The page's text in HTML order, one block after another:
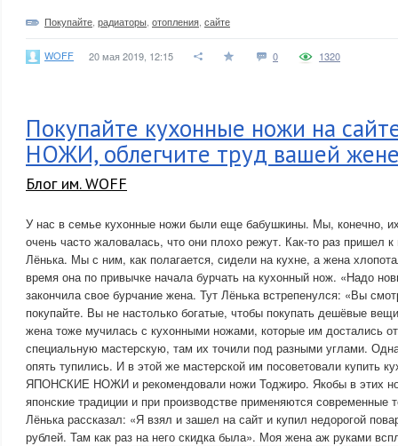
Покупайте радиаторы отопления сайте
WOFF 20 мая 2019, 12:15 0 1320
Покупайте кухонные ножи на
НОЖИ, облегчите труд вашей
Блог им. WOFF
У нас в семье кухонные ножи были еще бабушкины. Мы, конечно,
очень часто жаловалась, что они плохо режут. Как-то раз пришел
Лёнька. Мы с ним, как полагается, сидели на кухне, а жена
время она по привычке начала бурчать на кухонный нож. «Надо
закончила свое бурчание жена. Тут Лёнька встрепенулся: «Вы
покупайте. Вы не настолько богатые, чтобы покупать дешёвые
жена тоже мучилась с кухонными ножами, которые им достались
специальную мастерскую, там их точили под разными углами.
опять тупились. И в этой же мастерской им посоветовали купить
ЯПОНСКИЕ НОЖИ и рекомендовали ножи Тоджиро. Якобы в этих
японские традиции и при производстве применяются современные
Лёнька рассказал: «Я взял и зашел на сайт и купил недорогой
рублей. Там как раз на него скидка была». Моя жена аж руками